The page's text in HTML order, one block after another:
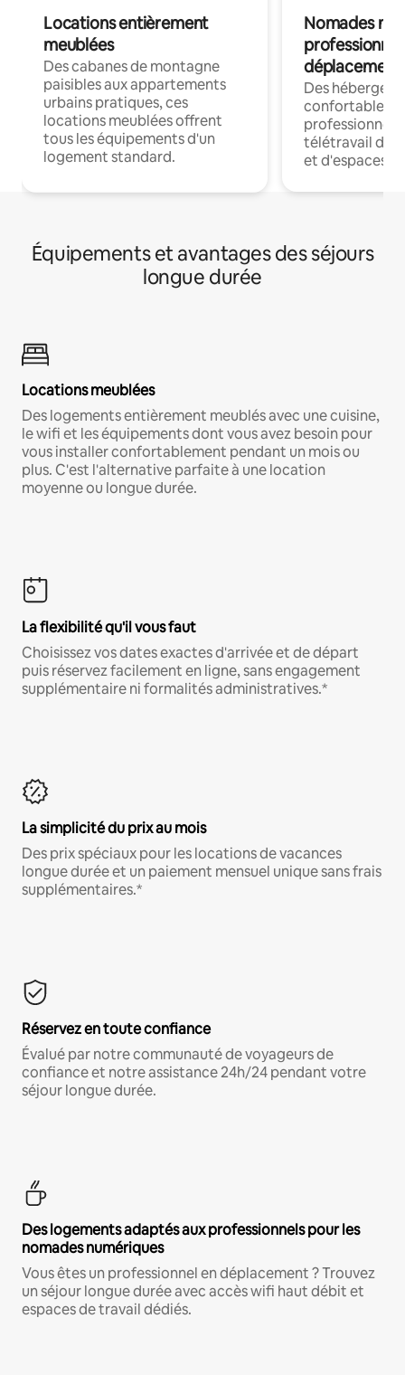
Locations entièrement
meublées
Des cabanes de montagne
paisibles aux appartements
urbains pratiques, ces
locations meublées offrent
tous les équipements d'un
logement standard.
Nomades
déplacement
Des
confortables
professionnels
télétravail
et d'espaces
Équipements et avantages des séjours
longue durée
Locations meublées
Des logements entièrement meublés avec une cuisine,
le wifi et les équipements dont vous avez besoin pour
vous installer confortablement pendant un mois ou
plus. C'est l'alternative parfaite à une location
moyenne ou longue durée.
La flexibilité qu'il vous faut
Choisissez vos dates exactes d'arrivée et de départ
puis réservez facilement en ligne, sans engagement
supplémentaire ni formalités administratives.*
La simplicité du prix au mois
Des prix spéciaux pour les locations de vacances
longue durée et un paiement mensuel unique sans frais
supplémentaires.*
Réservez en toute confiance
Évalué par notre communauté de voyageurs de
confiance et notre assistance 24h/24 pendant votre
séjour longue durée.
Des logements adaptés aux professionnels pour les
nomades numériques
Vous êtes un professionnel en déplacement ? Trouvez
un séjour longue durée avec accès wifi haut débit et
espaces de travail dédiés.